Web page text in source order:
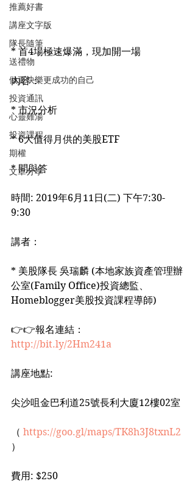
推薦好書
講座文字版
隊長隨筆
送禮物
做更快樂更成功的自己
投資通訊
心靈雞湯
投資課程
期權
文章分享
* 首4場極速爆滿，現加開一場
內容：
* 市況分析
* 6大值得月供的美股ETF
* 問與答
時間: 2019年6月11日(二) 下午7:30-
9:30
講者：
* 美股隊長 吳瑞麟 (本地家族資產管理辦
公室(Family Office)投資總監、
Homeblogger美股投資課程導師)
👉👉報名連結：
http://bit.ly/2Hm241a
講座地點:
尖沙咀金巴利道25號長利大廈12樓02室
（ https://goo.gl/maps/TK8h3J8txnL2
）
費用: $250